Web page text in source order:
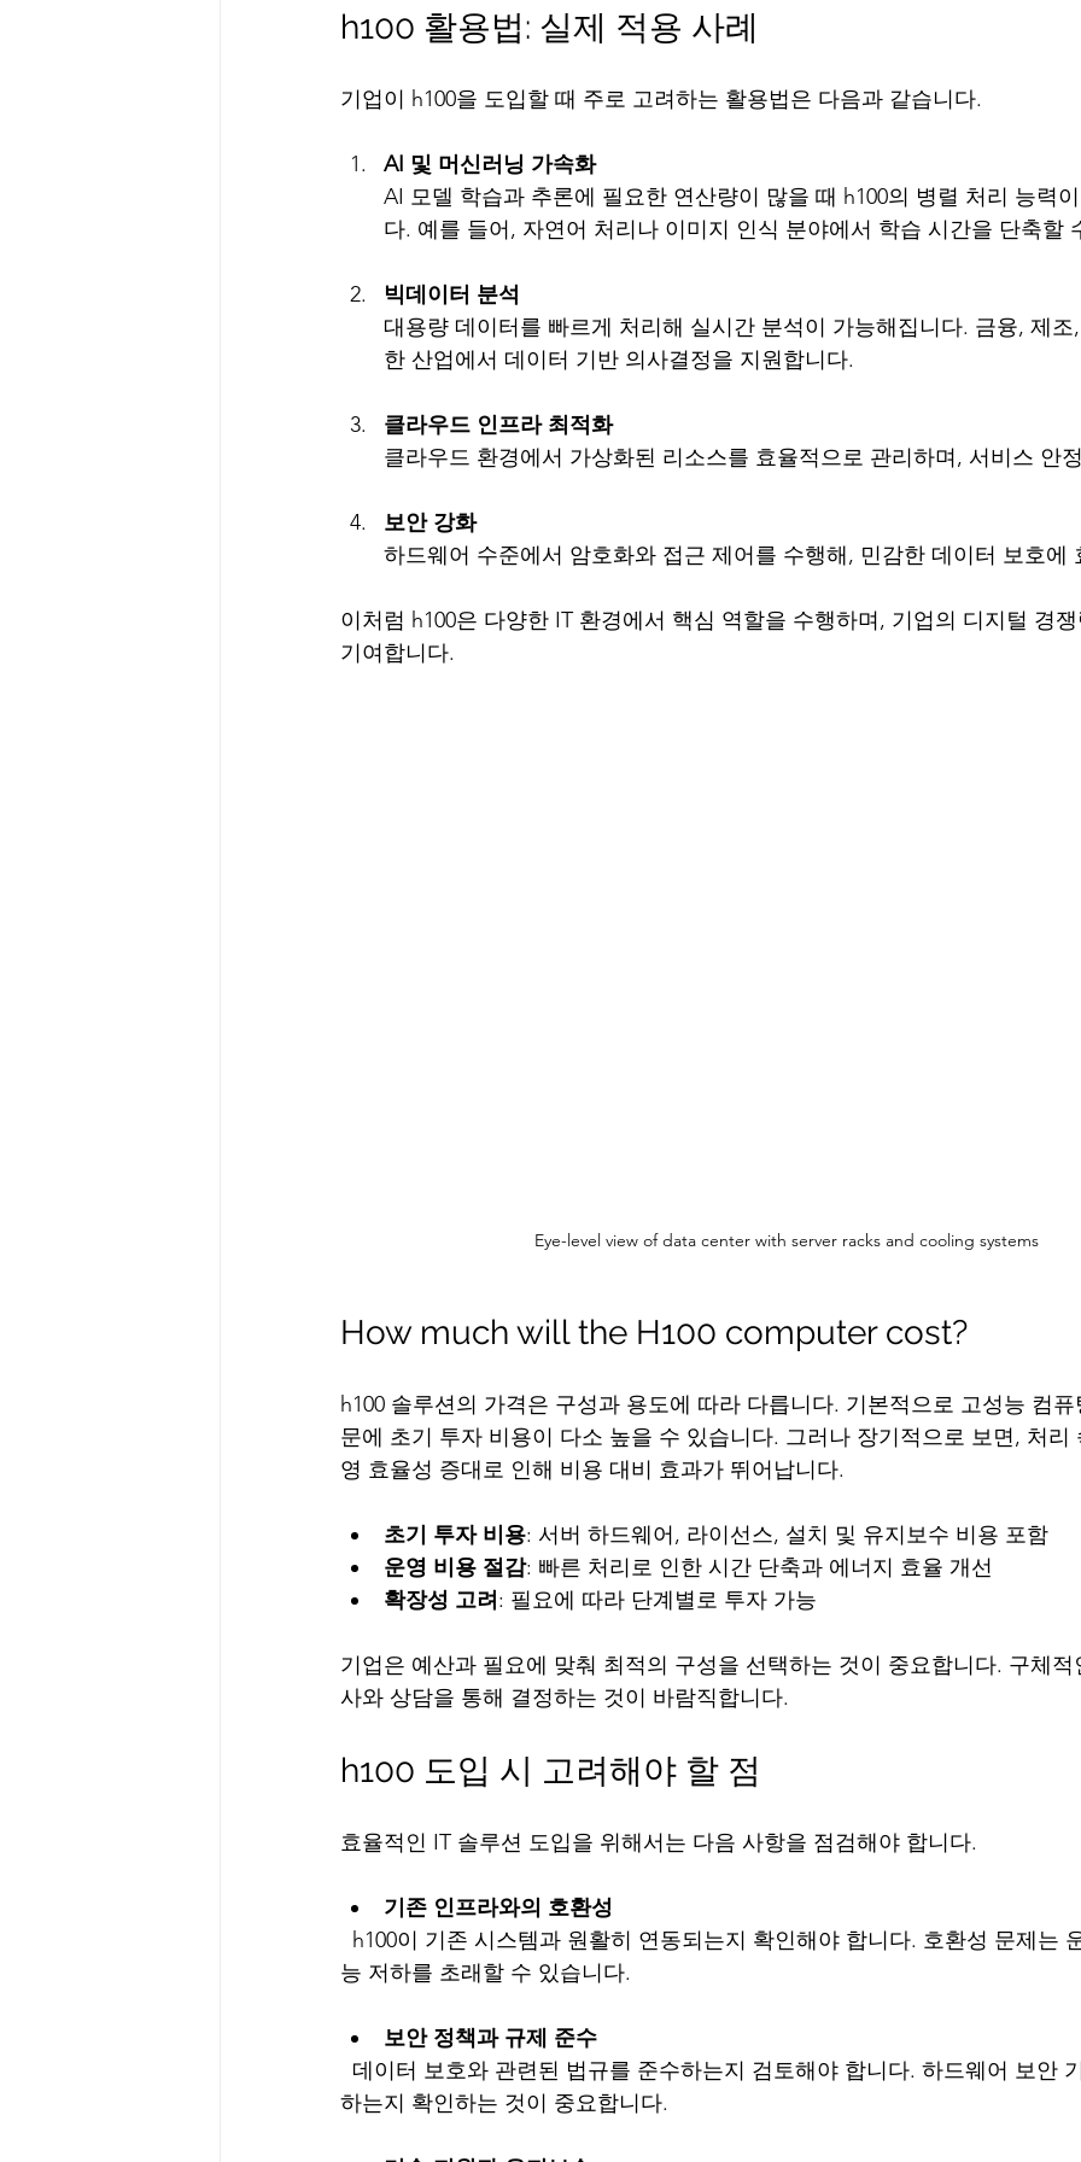
h100 활용법: 실제 적용 사례
기업이 h100을 도입할 때 주로 고려하는 활용법은 다음과 같습니다.
AI 및 머신러닝 가속화
AI 모델 학습과 추론에 필요한 연산량이 많을 때 h100의 병렬 처리 능력
다. 예를 들어, 자연어 처리나 이미지 인식 분야에서 학습 시간을 단축할
빅데이터 분석
대용량 데이터를 빠르게 처리해 실시간 분석이 가능해집니다. 금융, 제
한 산업에서 데이터 기반 의사결정을 지원합니다.
클라우드 인프라 최적화
클라우드 환경에서 가상화된 리소스를 효율적으로 관리하며, 서비스 안
보안 강화
하드웨어 수준에서 암호화와 접근 제어를 수행해, 민감한 데이터 보호에
이처럼 h100은 다양한 IT 환경에서 핵심 역할을 수행하며, 기업의 디지털 경
기여합니다.
Eye-level view of data center with server racks and cooling systems
How much will the H100 computer cost?
h100 솔루션의 가격은 구성과 용도에 따라 다릅니다. 기본적으로 고성능 컴
문에 초기 투자 비용이 다소 높을 수 있습니다. 그러나 장기적으로 보면, 처리
영 효율성 증대로 인해 비용 대비 효과가 뛰어납니다.
초기 투자 비용: 서버 하드웨어, 라이선스, 설치 및 유지보수 비용 포함
운영 비용 절감: 빠른 처리로 인한 시간 단축과 에너지 효율 개선
확장성 고려: 필요에 따라 단계별로 투자 가능
기업은 예산과 필요에 맞춰 최적의 구성을 선택하는 것이 중요합니다. 구체
사와 상담을 통해 결정하는 것이 바람직합니다.
h100 도입 시 고려해야 할 점
효율적인 IT 솔루션 도입을 위해서는 다음 사항을 점검해야 합니다.
기존 인프라와의 호환성
능 저하를 초래할 수 있습니다.
보안 정책과 규제 준수
하는지 확인하는 것이 중요합니다.